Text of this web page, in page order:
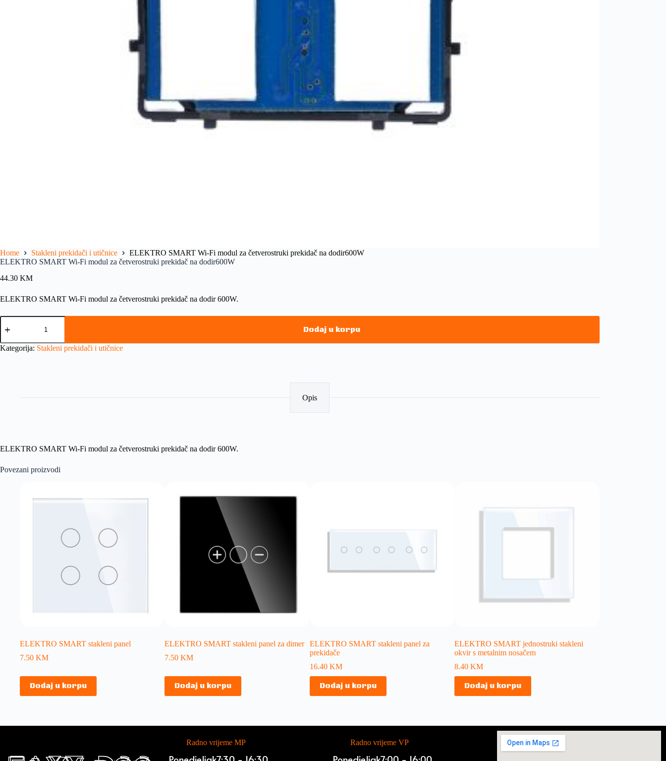
Home Stakleni prekidači i utičnice
ELEKTRO SMART Wi-Fi modul za četverostruki prekidač na dodir600W
ELEKTRO SMART Wi-Fi modul za četverostruki prekidač na dodir600W
44.30 KM
ELEKTRO SMART Wi-Fi modul za četverostruki prekidač na dodir 600W.
Dodaj u korpu
Kategorija: Stakleni prekidači i utičnice
Opis
ELEKTRO SMART Wi-Fi modul za četverostruki prekidač na dodir 600W.
Povezani proizvodi
ELEKTRO SMART stakleni panel
7.50 KM
Dodaj u korpu
ELEKTRO SMART stakleni panel za dimer
7.50KM
Dodaj u korpu
ELEKTRO SMART stakleni panel za
prekidače
16.40 KM
Dodaj u korpu
ELEKTRO SMART jednostruki stakleni
okvir s metalnim nosačem
8.40KM
Dodaj u korpu
Radno vrijeme MP Radno vrijeme VP